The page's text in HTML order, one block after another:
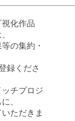
化作品
の集約・
録くださ
チプロジ
、
ただきま